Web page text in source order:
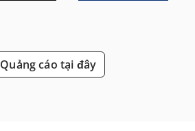
Quảng cáo tại đây